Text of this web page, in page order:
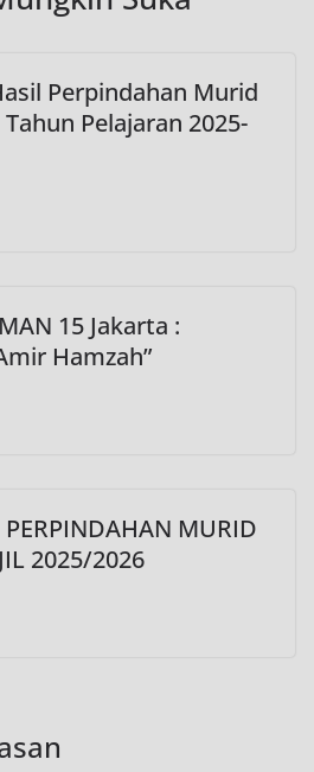
Perpindahan Murid
Pelajaran 2025-
15 Jakarta :
Hamzah”
MURID
2025/2026